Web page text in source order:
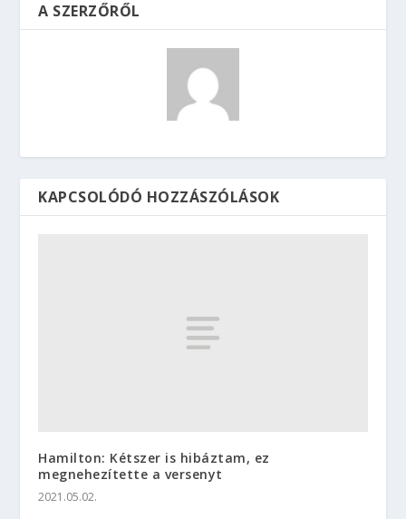
A SZERZŐRŐL
KAPCSOLÓDÓ HOZZÁSZÓLÁSOK
Hamilton: Kétszer is hibáztam, ez
megnehezítette a versenyt
2021.05.02.